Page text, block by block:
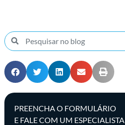
PREENCHA O FORMULÁRIO
E FALE COM UM ESPECIALISTA